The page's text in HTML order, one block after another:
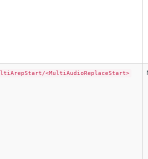
<MultiAudioReplaceStart>